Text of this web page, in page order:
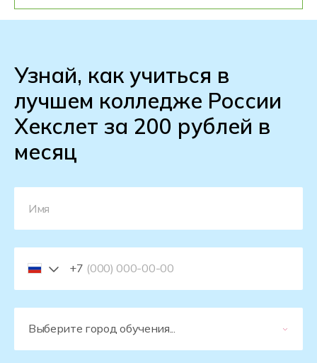
Узнай, как учиться в
лучшем колледже России
Хекслет за 200 рублей в
месяц
+7